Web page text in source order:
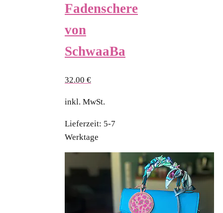
Fadenschere
von
SchwaaBa
32.00 €
inkl. MwSt.
Lieferzeit: 5-7
Werktage